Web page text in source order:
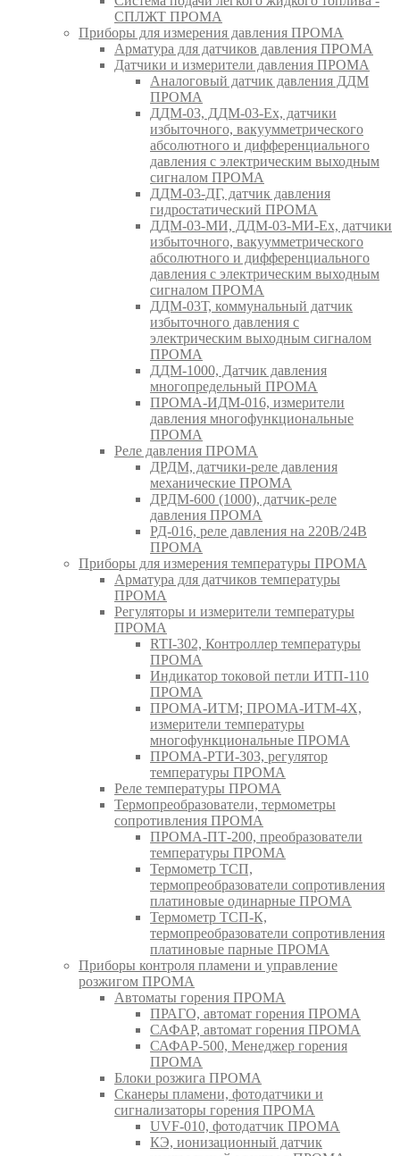
СПЛЖТ ПРОМА
Приборы для измерения давления ПРОМА
Арматура для датчиков давления ПРОМА
Датчики и измерители давления ПРОМА
Аналоговый датчик давления ДДМ
ПРОМА
ДДМ-03, ДДМ-03-Ех, датчики
избыточного, вакуумметрического
абсолютного и дифференциального
давления с электрическим выходным
сигналом ПРОМА
ДДМ-03-ДГ, датчик давления
гидростатический ПРОМА
ДДМ-03-МИ, ДДМ-03-МИ-Ех, датчики
избыточного, вакуумметрического
абсолютного и дифференциального
давления с электрическим выходным
сигналом ПРОМА
ДДМ-03Т, коммунальный датчик
избыточного давления с
электрическим выходным сигналом
ПРОМА
ДДМ-1000, Датчик давления
многопредельный ПРОМА
ПРОМА-ИДМ-016, измерители
давления многофункциональные
ПРОМА
Реле давления ПРОМА
ДРДМ, датчики-реле давления
механические ПРОМА
ДРДМ-600 (1000), датчик-реле
давления ПРОМА
РД-016, реле давления на 220В/24В
ПРОМА
Приборы для измерения температуры ПРОМА
Арматура для датчиков температуры
ПРОМА
Регуляторы и измерители температуры
ПРОМА
RTI-302, Контроллер температуры
ПРОМА
Индикатор токовой петли ИТП-110
ПРОМА
ПРОМА-ИТМ; ПРОМА-ИТМ-4Х,
измерители температуры
многофункциональные ПРОМА
ПРОМА-РТИ-303, регулятор
температуры ПРОМА
Реле температуры ПРОМА
Термопреобразователи, термометры
сопротивления ПРОМА
ПРОМА-ПТ-200, преобразователи
температуры ПРОМА
Термометр ТСП,
термопреобразователи сопротивления
платиновые одинарные ПРОМА
Термометр ТСП-К,
термопреобразователи сопротивления
платиновые парные ПРОМА
Приборы контроля пламени и управление
розжигом ПРОМА
Автоматы горения ПРОМА
ПРАГО, автомат горения ПРОМА
САФАР, автомат горения ПРОМА
САФАР-500, Менеджер горения
ПРОМА
Блоки розжига ПРОМА
Сканеры пламени, фотодатчики и
сигнализаторы горения ПРОМА
UVF-010, фотодатчик ПРОМА
КЭ, ионизационный датчик